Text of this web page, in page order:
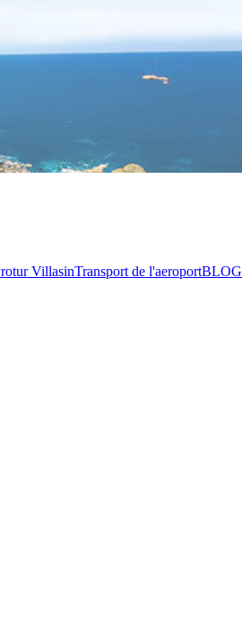
VillasinTransport de l'aeroportBLOG